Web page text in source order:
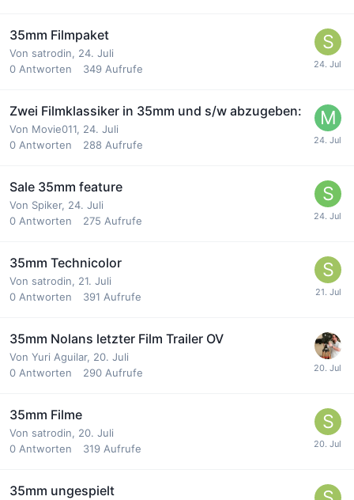
35mm Filmpaket
Von satrodin, 24. Juli
0 Antworten 349 Aufrufe
Zwei Filmklassiker in 35mm und s/w abzugeben:
Von Movie011, 24. Juli
0 Antworten 288 Aufrufe
Sale 35mm feature
Von Spiker, 24. Juli
0 Antworten 275 Aufrufe
35mm Technicolor
Von satrodin, 21. Juli
0 Antworten 391 Aufrufe
35mm Nolans letzter Film Trailer OV
Von Yuri Aguilar, 20. Juli
0 Antworten 290 Aufrufe
35mm Filme
Von satrodin, 20. Juli
0 Antworten 319 Aufrufe
35mm ungespielt